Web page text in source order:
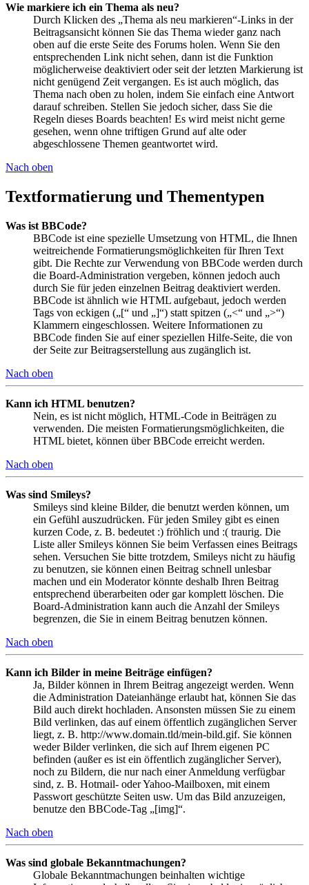
Wie markiere ich ein Thema als neu?
Durch Klicken des „Thema als neu markieren“-Links in der
Beitragsansicht können Sie das Thema wieder ganz nach
oben auf die erste Seite des Forums holen. Wenn Sie den
entsprechenden Link nicht sehen, dann ist die Funktion
möglicherweise deaktiviert oder seit der letzten Markierung ist
nicht genügend Zeit vergangen. Es ist auch möglich, das
Thema nach oben zu holen, indem Sie einfach eine Antwort
darauf schreiben. Stellen Sie jedoch sicher, dass Sie die
Regeln dieses Boards beachten! Es wird meist nicht gerne
gesehen, wenn ohne triftigen Grund auf alte oder
abgeschlossene Themen geantwortet wird.
Nach oben
Textformatierung und Thementypen
Was ist BBCode?
BBCode ist eine spezielle Umsetzung von HTML, die Ihnen
weitreichende Formatierungsmöglichkeiten für Ihren Text
gibt. Die Rechte zur Verwendung von BBCode werden durch
die Board-Administration vergeben, können jedoch auch
durch Sie für jeden einzelnen Beitrag deaktiviert werden.
BBCode ist ähnlich wie HTML aufgebaut, jedoch werden
Tags von eckigen („[“ und „]“) statt spitzen („<“ und „>“)
Klammern eingeschlossen. Weitere Informationen zu
BBCode finden Sie auf einer speziellen Hilfe-Seite, die von
der Seite zur Beitragserstellung aus zugänglich ist.
Nach oben
Kann ich HTML benutzen?
Nein, es ist nicht möglich, HTML-Code in Beiträgen zu
verwenden. Die meisten Formatierungsmöglichkeiten, die
HTML bietet, können über BBCode erreicht werden.
Nach oben
Was sind Smileys?
Smileys sind kleine Bilder, die benutzt werden können, um
ein Gefühl auszudrücken. Für jeden Smiley gibt es einen
kurzen Code, z. B. bedeutet :) fröhlich und :( traurig. Die
Liste aller Smileys können Sie beim Verfassen eines Beitrags
sehen. Versuchen Sie bitte trotzdem, Smileys nicht zu häufig
zu benutzen, sie können einen Beitrag schnell unlesbar
machen und ein Moderator könnte deshalb Ihren Beitrag
entsprechend überarbeiten oder gar komplett löschen. Die
Board-Administration kann auch die Anzahl der Smileys
begrenzen, die Sie in einem Beitrag benutzen können.
Nach oben
Kann ich Bilder in meine Beiträge einfügen?
Ja, Bilder können in Ihrem Beitrag angezeigt werden. Wenn
die Administration Dateianhänge erlaubt hat, können Sie das
Bild auch direkt hochladen. Ansonsten müssen Sie zu einem
Bild verlinken, das auf einem öffentlich zugänglichen Server
liegt, z. B. http://www.domain.tld/mein-bild.gif. Sie können
weder Bilder verlinken, die sich auf Ihrem eigenen PC
befinden (außer es ist ein öffentlich zugänglicher Server),
noch zu Bildern, die nur nach einer Anmeldung verfügbar
sind, z. B. Hotmail- oder Yahoo-Mailboxen, mit einem
Passwort geschützte Seiten usw. Um das Bild anzuzeigen,
benutze den BBCode-Tag „[img]“.
Nach oben
Was sind globale Bekanntmachungen?
Globale Bekanntmachungen beinhalten wichtige